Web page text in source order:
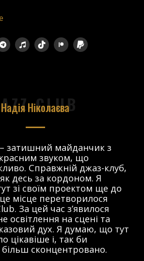
CLUB
Надія Ніколаєва
затишний майданчик з
звуком, що
Справжній джаз-клуб,
десь за кордоном. Я
зі своїм проектом ще до
місце перетворилося
За цей час з’явилося
освітлення на сцені та
дух. Я думаю, що тут
цікавіше і, так би
сконцентровано.